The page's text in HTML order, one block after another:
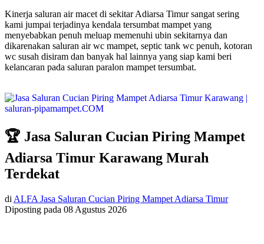
Kinerja saluran air macet di sekitar Adiarsa Timur sangat sering
kami jumpai terjadinya kendala tersumbat mampet yang
menyebabkan penuh meluap memenuhi ubin sekitarnya dan
dikarenakan saluran air wc mampet, septic tank wc penuh, kotoran
wc susah disiram dan banyak hal lainnya yang siap kami beri
kelancaran pada saluran paralon mampet tersumbat.
🏆 Jasa Saluran Cucian Piring Mampet
Adiarsa Timur Karawang Murah
Terdekat
di ALFA Jasa Saluran Cucian Piring Mampet Adiarsa Timur
Diposting pada 08 Agustus 2026